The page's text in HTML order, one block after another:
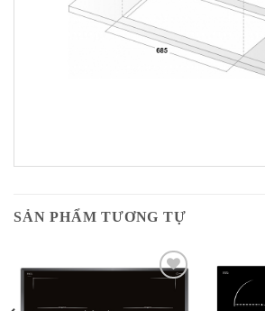
SẢN PHẨM TƯƠNG TỰ
Add to
Wishlist